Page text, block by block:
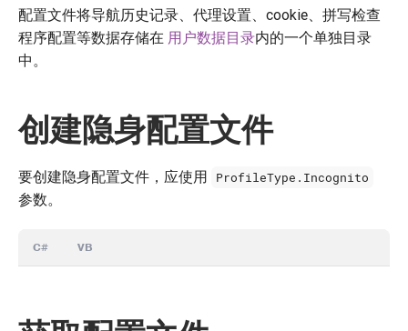
配置文件将导航历史记录、代理设置、cookie、拼写检查
程序配置等数据存储在 用户数据目录内的一个单独目录
中。
创建隐身配置文件
要创建隐身配置文件，应使用 ProfileType.Incognito
参数。
C# VB